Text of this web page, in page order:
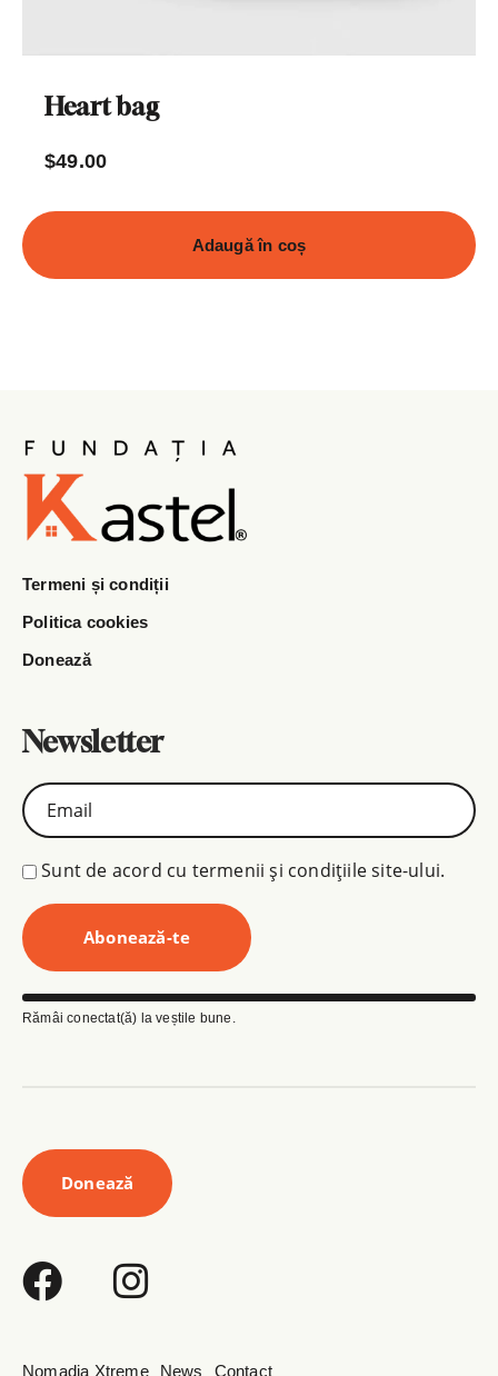
Heart bag
$49.00
Adaugă în coș
Termeni și condiții
Politica cookies
Donează
Newsletter
Sunt de acord cu termenii și condițiile site-ului.
Rămâi conectat(ă) la veștile bune.
Nomadia Xtreme News Contact
Donează